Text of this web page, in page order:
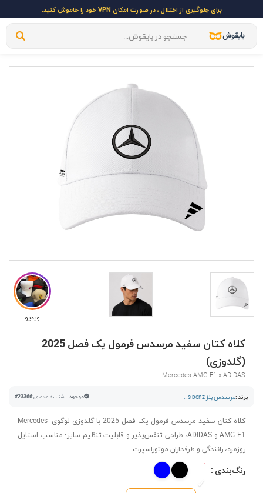
برای جلوگیری از اختلال ، در صورت امکان VPN خود را خاموش کنید.
ویدیو
کلاه کتان سفید مرسدس فرمول یک فصل 2025
(گلدوزی)
Mercedes-AMG F1 x ADIDAS
برند : مرسدس بنز mercedes benz موجود شناسه محصول:#23366
کلاه کتان سفید مرسدس فرمول یک فصل 2025 با گلدوزی لوگوی Mercedes-
AMG F1 و ADIDAS، طراحی تنفس‌پذیر و قابلیت تنظیم سایز؛ مناسب استایل
روزمره، رانندگی و طرفداران موتوراسپرت.
رنگ‌بندی :